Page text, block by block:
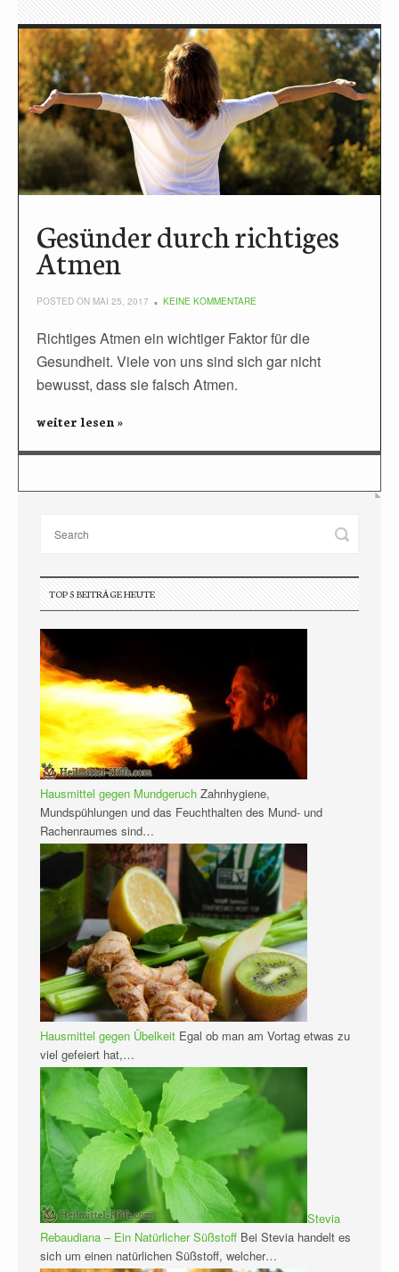
Gesünder durch richtiges
Atmen
POSTED ON MAI 25, 2017 KEINE KOMMENTARE
Richtiges Atmen ein wichtiger Faktor für die
Gesundheit. Viele von uns sind sich gar nicht
bewusst, dass sie falsch Atmen.
weiter lesen »
TOP 5 BEITRÄGE HEUTE
Hausmittel gegen Mundgeruch Zahnhygiene,
Mundspühlungen und das Feuchthalten des Mund- und
Rachenraumes sind…
Hausmittel gegen Übelkeit Egal ob man am Vortag etwas zu
viel gefeiert hat,…
Stevia
Rebaudiana – Ein Natürlicher Süßstoff Bei Stevia handelt es
sich um einen natürlichen Süßstoff, welcher…